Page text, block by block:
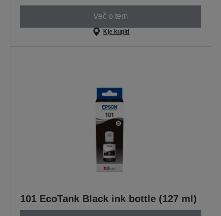
Več o tem
Kje kupiti
101 EcoTank Black ink bottle (127 ml)